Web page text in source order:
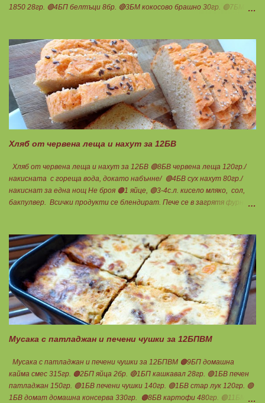
1850 28гр. 🟢4БП белтъци 8бр. 🔴3БМ кокосово брашно 30гр. 🟢7БМ
добре и се оставя на страна да набъбне. За чийз крема: 🟢3БП
обезмаслено крем сирене Кауфланд 200гр. + 1 равна с.л скир 🟠1БП
яйце 1бр. Ванилия Не подслаждам! За отгоре: 🟢4БВ сини сливи
360гр. Канела Мазнините са удвоени за белтъците и крем сиренето!
В голяма силиконова форма за тарт, разпределих така: 🥧1- ви слой
от кексово тесто 🥧2- ри слой чийз крем 🥧3- ти слой нарязани сини
сливи Канелата поръсих след изпичане, за да не е много натрапчива и
в голямо количество. Сладкиша изпекох в загрята фурна на 180
Хляб от червена леща и нахут за 12БВ
Хляб от червена леща и нахут за 12БВ 🟢8БВ червена леща 120гр./
накисната с гореща вода, докато набънне/ 🟢4БВ сух нахут 80гр./
накиснат за една нощ Не броя 🟠1 яйце, 🟢3-4с.л. кисело мляко, сол,
бакпулвер. Всички продукти се блендират. Пече се в загрятя фурна
Мусака с патладжан и печени чушки за 12БПВМ
Мусака с патладжан и печени чушки за 12БПВМ 🟠9БП домашна
кайма смес 315гр. 🟠2БП яйца 2бр. 🔴1БП кашкавал 28гр. 🟢1БВ печен
патладжан 150гр. 🟢1БВ печени чушки 140гр. 🟢1БВ стар лук 120гр. 🟢
1БВ домат домашна консерва 330гр. 🟠8БВ картофи 480гр. 🟢11БМ